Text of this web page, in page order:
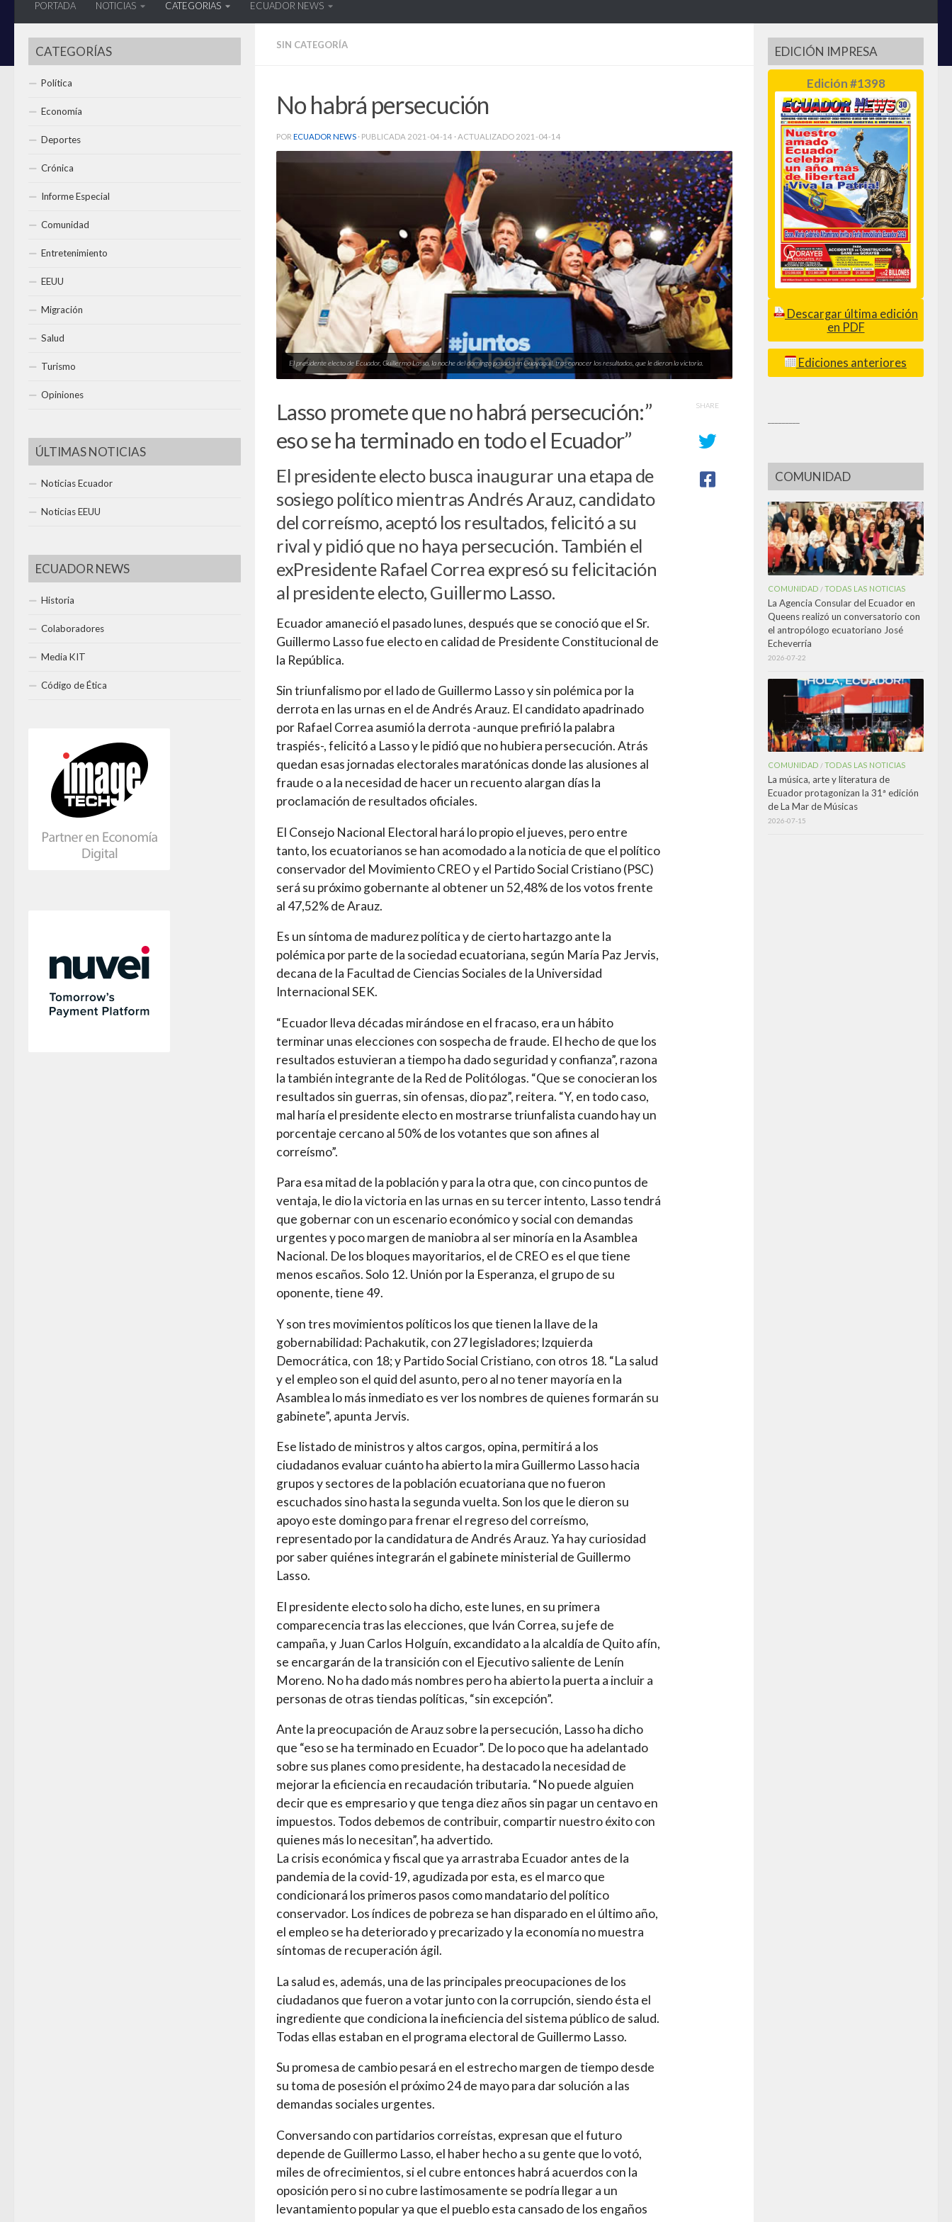
PORTADA NOTICIAS CATEGORIAS ECUADOR NEWS
SIN CATEGORÍA
No habrá persecución
POR ECUADOR NEWS · PUBLICADA 2021-04-14 · ACTUALIZADO 2021-04-14
El presidente electo de Ecuador, Guillermo Lasso, la noche del domingo pasado en Guayaquil, tras conocer los resultados, que le dieron la victoria.
Lasso promete que no habrá persecución:”
eso se ha terminado en todo el Ecuador”
El presidente electo busca inaugurar una etapa de
sosiego político mientras Andrés Arauz, candidato
del correísmo, aceptó los resultados, felicitó a su
rival y pidió que no haya persecución. También el
exPresidente Rafael Correa expresó su felicitación
al presidente electo, Guillermo Lasso.
Ecuador amaneció el pasado lunes, después que se conoció que el Sr.
Guillermo Lasso fue electo en calidad de Presidente Constitucional de
la República.
Sin triunfalismo por el lado de Guillermo Lasso y sin polémica por la
derrota en las urnas en el de Andrés Arauz. El candidato apadrinado
por Rafael Correa asumió la derrota -aunque prefirió la palabra
traspiés-, felicitó a Lasso y le pidió que no hubiera persecución. Atrás
quedan esas jornadas electorales maratónicas donde las alusiones al
fraude o a la necesidad de hacer un recuento alargan días la
proclamación de resultados oficiales.
El Consejo Nacional Electoral hará lo propio el jueves, pero entre
tanto, los ecuatorianos se han acomodado a la noticia de que el político
conservador del Movimiento CREO y el Partido Social Cristiano (PSC)
será su próximo gobernante al obtener un 52,48% de los votos frente
al 47,52% de Arauz.
Es un síntoma de madurez política y de cierto hartazgo ante la
polémica por parte de la sociedad ecuatoriana, según María Paz Jervis,
decana de la Facultad de Ciencias Sociales de la Universidad
Internacional SEK.
“Ecuador lleva décadas mirándose en el fracaso, era un hábito
terminar unas elecciones con sospecha de fraude. El hecho de que los
resultados estuvieran a tiempo ha dado seguridad y confianza”, razona
la también integrante de la Red de Politólogas. “Que se conocieran los
resultados sin guerras, sin ofensas, dio paz”, reitera. “Y, en todo caso,
mal haría el presidente electo en mostrarse triunfalista cuando hay un
porcentaje cercano al 50% de los votantes que son afines al
correísmo”.
Para esa mitad de la población y para la otra que, con cinco puntos de
ventaja, le dio la victoria en las urnas en su tercer intento, Lasso tendrá
que gobernar con un escenario económico y social con demandas
urgentes y poco margen de maniobra al ser minoría en la Asamblea
Nacional. De los bloques mayoritarios, el de CREO es el que tiene
menos escaños. Solo 12. Unión por la Esperanza, el grupo de su
oponente, tiene 49.
Y son tres movimientos políticos los que tienen la llave de la
gobernabilidad: Pachakutik, con 27 legisladores; Izquierda
Democrática, con 18; y Partido Social Cristiano, con otros 18. “La salud
y el empleo son el quid del asunto, pero al no tener mayoría en la
Asamblea lo más inmediato es ver los nombres de quienes formarán su
gabinete”, apunta Jervis.
Ese listado de ministros y altos cargos, opina, permitirá a los
ciudadanos evaluar cuánto ha abierto la mira Guillermo Lasso hacia
grupos y sectores de la población ecuatoriana que no fueron
escuchados sino hasta la segunda vuelta. Son los que le dieron su
apoyo este domingo para frenar el regreso del correísmo,
representado por la candidatura de Andrés Arauz. Ya hay curiosidad
por saber quiénes integrarán el gabinete ministerial de Guillermo
Lasso.
El presidente electo solo ha dicho, este lunes, en su primera
comparecencia tras las elecciones, que Iván Correa, su jefe de
campaña, y Juan Carlos Holguín, excandidato a la alcaldía de Quito afín,
se encargarán de la transición con el Ejecutivo saliente de Lenín
Moreno. No ha dado más nombres pero ha abierto la puerta a incluir a
personas de otras tiendas políticas, “sin excepción”.
Ante la preocupación de Arauz sobre la persecución, Lasso ha dicho
que “eso se ha terminado en Ecuador”. De lo poco que ha adelantado
sobre sus planes como presidente, ha destacado la necesidad de
mejorar la eficiencia en recaudación tributaria. “No puede alguien
decir que es empresario y que tenga diez años sin pagar un centavo en
impuestos. Todos debemos de contribuir, compartir nuestro éxito con
quienes más lo necesitan”, ha advertido.
La crisis económica y fiscal que ya arrastraba Ecuador antes de la
pandemia de la covid-19, agudizada por esta, es el marco que
condicionará los primeros pasos como mandatario del político
conservador. Los índices de pobreza se han disparado en el último año,
el empleo se ha deteriorado y precarizado y la economía no muestra
síntomas de recuperación ágil.
La salud es, además, una de las principales preocupaciones de los
ciudadanos que fueron a votar junto con la corrupción, siendo ésta el
ingrediente que condiciona la ineficiencia del sistema público de salud.
Todas ellas estaban en el programa electoral de Guillermo Lasso.
Su promesa de cambio pesará en el estrecho margen de tiempo desde
su toma de posesión el próximo 24 de mayo para dar solución a las
demandas sociales urgentes.
Conversando con partidarios correístas, expresan que el futuro
depende de Guillermo Lasso, el haber hecho a su gente que lo votó,
miles de ofrecimientos, si el cubre entonces habrá acuerdos con la
oposición pero si no cubre lastimosamente se podría llegar a un
levantamiento popular ya que el pueblo esta cansado de los engaños
SHARE
CATEGORÍAS
Política
Economía
Deportes
Crónica
Informe Especial
Comunidad
Entretenimiento
EEUU
Migración
Salud
Turismo
Opiniones
ÚLTIMAS NOTICIAS
Noticias Ecuador
Noticias EEUU
ECUADOR NEWS
Historia
Colaboradores
Media KIT
Código de Ética
EDICIÓN IMPRESA
Edición #1398
Descargar última edición
en PDF
Ediciones anteriores
COMUNIDAD
COMUNIDAD /TODAS LAS NOTICIAS
La Agencia Consular del Ecuador en
Queens realizó un conversatorio con
el antropólogo ecuatoriano José
Echeverría
2026-07-22
COMUNIDAD /TODAS LAS NOTICIAS
La música, arte y literatura de
Ecuador protagonizan la 31ª edición
de La Mar de Músicas
2026-07-15